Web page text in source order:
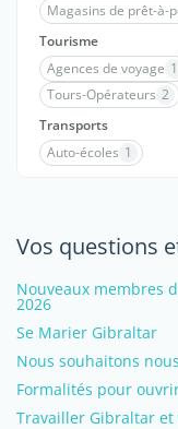
Magasins de prêt-à-
Tourisme
Agences de voyage 1
Tours-Opérateurs 2
Transports
Auto-écoles 1
Vos questions
Nouveaux membres
2026
Se Marier Gibraltar
Nous souhaitons
Formalités pour
Travailler Gibraltar et